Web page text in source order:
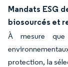
Mandats ESG
biosourcés et
À mesure que
protection, la